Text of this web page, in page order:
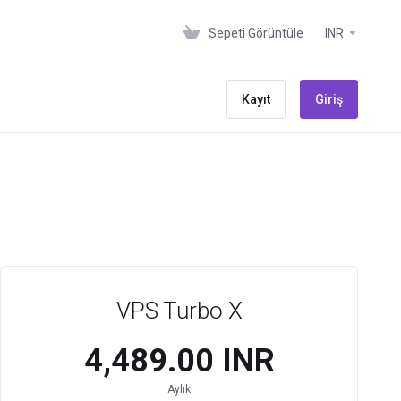
Sepeti Görüntüle INR
Kayıt Giriş
VPS Turbo X
₹4,489.00 INR
Aylık